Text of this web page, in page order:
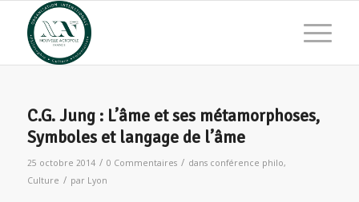
C.G. Jung : L’âme et ses métamorphoses,
Symboles et langage de l’âme
25 octobre 2014 / 0 Commentaires / dans conférence philo,
Culture / par Lyon